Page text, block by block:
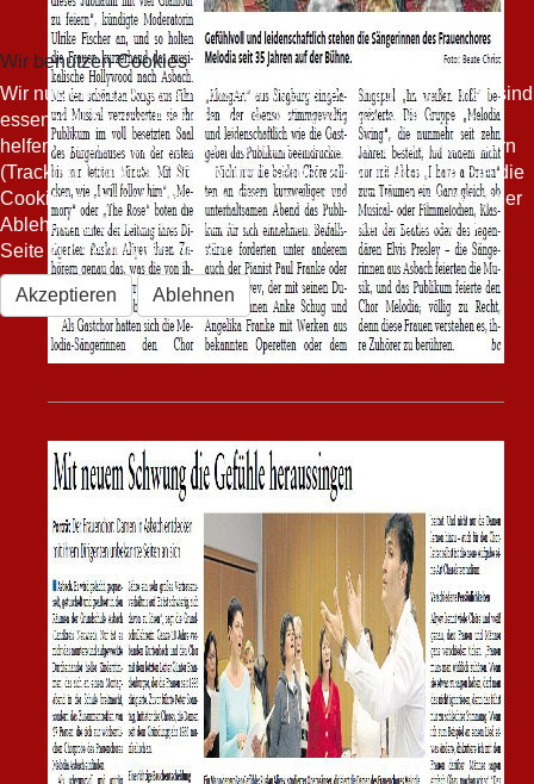
Wir benutzen Cookies
Wir nutzen Cookies auf unserer Website. Einige von ihnen sind
essenziell für den Betrieb der Seite, während andere uns
helfen, diese Website und die Nutzererfahrung zu verbessern
(Tracking Cookies). Sie können selbst entscheiden, ob Sie die
Cookies zulassen möchten. Bitte beachten Sie, dass bei einer
Ablehnung womöglich nicht mehr alle Funktionalitäten der
Seite zur Verfügung stehen.
Akzeptieren Ablehnen